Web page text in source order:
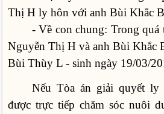
Thị H ly hôn với anh Bùi Khắc
- Về con chung: Trong quá
Nguyễn Thị H và anh Bùi Khắc
Bùi Thùy L - sinh ngày 19/03/
Nếu Tòa án giải quyết
được trực tiếp chăm sóc nuôi